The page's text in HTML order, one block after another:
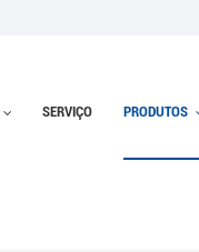
SERVIÇO PRODUTOS